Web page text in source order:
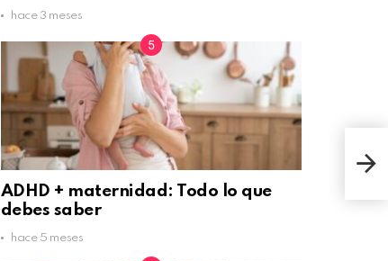
3
hace 3 meses
ADHD + maternidad: Todo lo que
debes saber
hace 5 meses